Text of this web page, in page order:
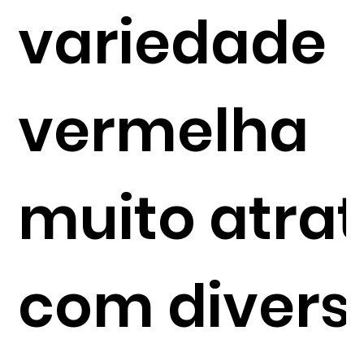
variedade
vermelha
muito
com